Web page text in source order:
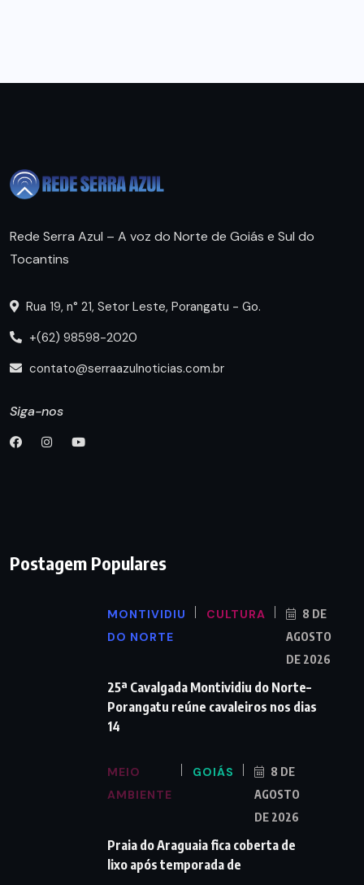
Rede Serra Azul – A voz do Norte de Goiás e Sul do
Tocantins
Rua 19, n° 21, Setor Leste, Porangatu - Go.
+(62) 98598-2020
contato@serraazulnoticias.com.br
Siga-nos
Postagem Populares
MONTIVIDIU
DO NORTE
CULTURA
8 DE
AGOSTO
DE 2026
25ª Cavalgada Montividiu do Norte–
Porangatu reúne cavaleiros nos dias
14
MEIO
AMBIENTE
GOIÁS
8 DE
AGOSTO
DE 2026
Praia do Araguaia fica coberta de
lixo após temporada de